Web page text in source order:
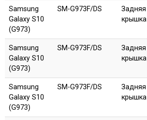
Samsung
Galaxy S10
(G973)
SM-G973F/DS
Задняя
крышка
Samsung
Galaxy S10
(G973)
SM-G973F/DS
Задняя
крышка
Samsung
Galaxy S10
(G973)
SM-G973F/DS
Задняя
крышка